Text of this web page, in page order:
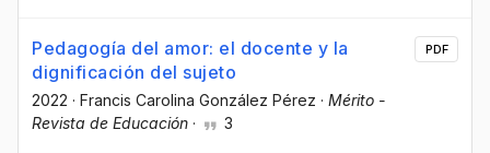
Pedagogía del amor: el docente y la
dignificación del sujeto
2022 · Francis Carolina González Pérez · Mérito -
Revista de Educación · 3
PDF